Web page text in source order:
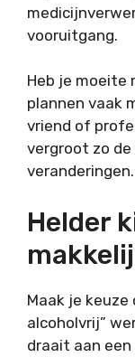
vooruitgang.
Heb je moeite
plannen vaak
vriend of
vergroot zo de
veranderingen.
Helder
Maak je keuze
alcoholvrij”
draait aan